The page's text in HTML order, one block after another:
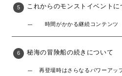
これからのモンストイベントに
時間がかかる継続コンテンツ
秘海の冒険船の続きについて
再登場時はさらなるパワーアッ